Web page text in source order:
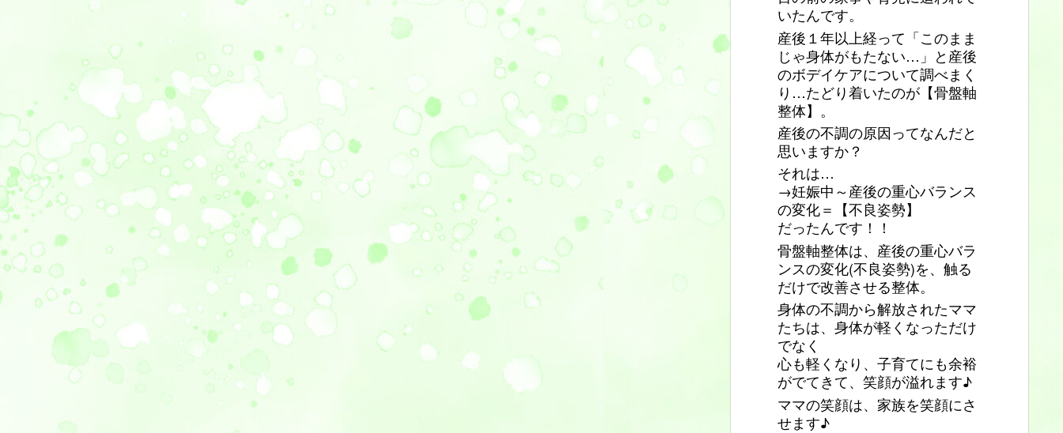
いたんです。
産後１年以上経って「このまま
じゃ身体がもたない…」と産後
のボデイケアについて調べまく
り…たどり着いたのが【骨盤軸
整体】。
産後の不調の原因ってなんだと
思いますか？
それは…
→妊娠中～産後の重心バランス
の変化＝【不良姿勢】
だったんです！！
骨盤軸整体は、産後の重心バラ
ンスの変化(不良姿勢)を、触る
だけで改善させる整体。
身体の不調から解放されたママ
たちは、身体が軽くなっただけ
でなく
心も軽くなり、子育てにも余裕
がでてきて、笑顔が溢れます♪
ママの笑顔は、家族を笑顔にさ
せます♪